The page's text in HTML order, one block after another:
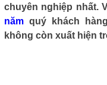
chuyên nghiệp nhất.
nămquý khách
không còn xuất hiện